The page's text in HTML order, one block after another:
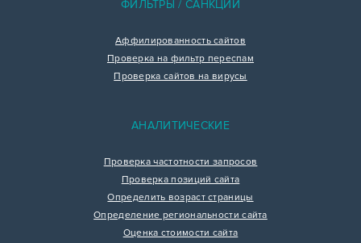
ФИЛЬТРЫ / САНКЦИИ
Аффилированность сайтов
Проверка на фильтр переспам
Проверка сайтов на вирусы
АНАЛИТИЧЕСКИЕ
Проверка частотности запросов
Проверка позиций сайта
Определить возраст страницы
Определение региональности сайта
Оценка стоимости сайта